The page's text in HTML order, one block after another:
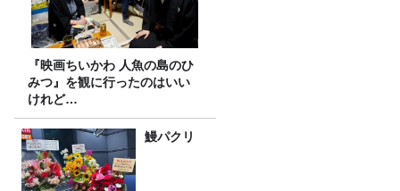
『映画ちいかわ 人魚の島のひ
みつ』を観に行ったのはいい
けれど…
鰻パクリ